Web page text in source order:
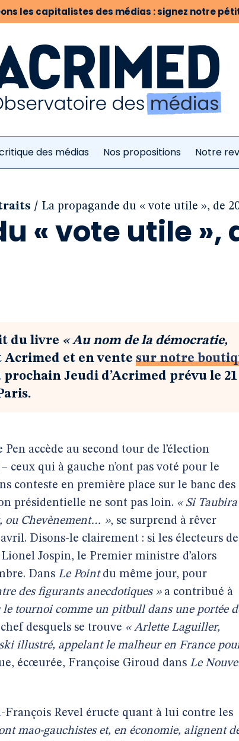
les capitalistes des médias : signez notre
des médias Nos propositions Notre
/ La propagande du « vote utile », de
« vote utile »,
du livre « Au nom de la démocratie,
Acrimed et en vente sur notre
Jeudi d’Acrimed prévu le 21
accède au second tour de l’élection
ceux qui à gauche n’ont pas voté pour le
conteste en première place sur le banc des
présidentielle ne sont pas loin. « Si Taubira
ou Chevènement… », se surprend à rêver
Disons-le clairement : si les électeurs de
Jospin, le Premier ministre d’alors
Dans Le Point du même jour, pour
des figurants anecdotiques »a contribué à
le tournoi comme un pitbull dans une portée
desquels se trouve « Arlette Laguiller,
illustré, appelant le malheur en France
écœurée, Françoise Giroud dans Le
François Revel éructe quant à lui contre les
mao-gauchistes et, en économie, alignent